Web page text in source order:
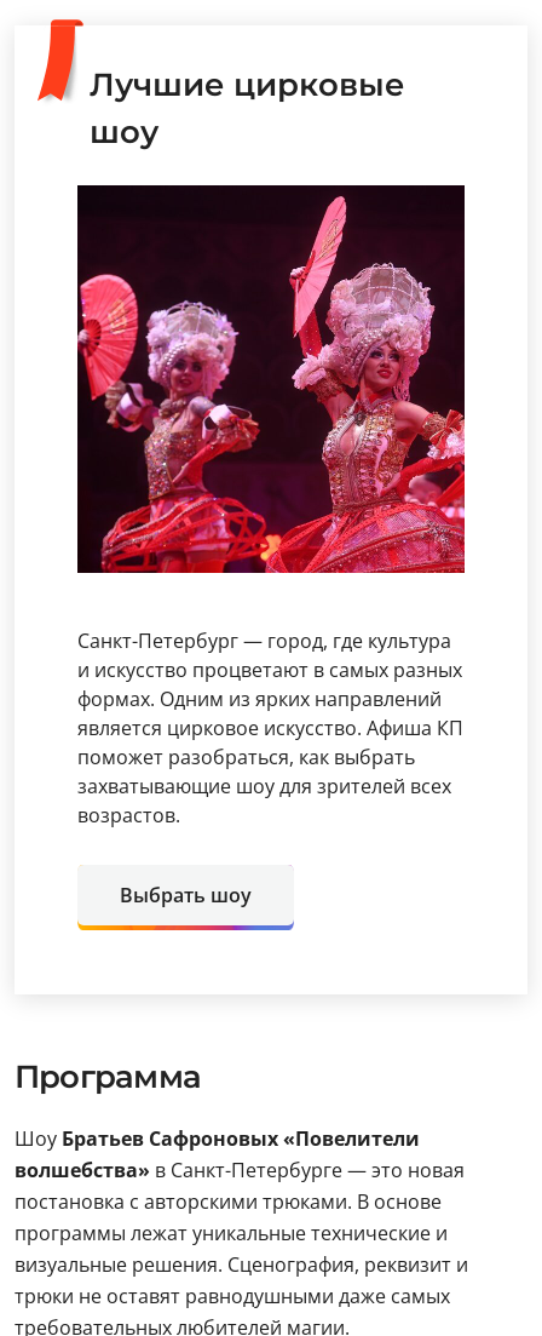
Лучшие цирковые
шоу
Санкт-Петербург — город, где культура
и искусство процветают в самых разных
формах. Одним из ярких направлений
является цирковое искусство. Афиша КП
поможет разобраться, как выбрать
захватывающие шоу для зрителей всех
возрастов.
Выбрать шоу
Программа
Шоу Братьев Сафроновых «Повелители
волшебства» в Санкт-Петербурге — это новая
постановка с авторскими трюками. В основе
программы лежат уникальные технические и
визуальные решения. Сценография, реквизит и
трюки не оставят равнодушными даже самых
требовательных любителей магии.